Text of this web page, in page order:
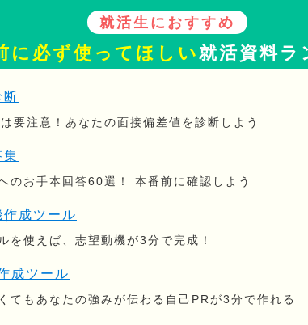
就活生におすすめ
に必ず使ってほしい就活資料ラ
断
要注意！あなたの面接偏差値を診断しよう
集
のお手本回答60選！ 本番前に確認しよう
成ツール
を使えば、志望動機が3分で完成！
成ツール
てもあなたの強みが伝わる自己PRが3分で作れる